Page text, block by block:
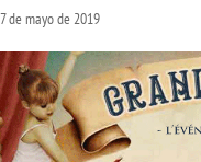
7 de mayo de 2019